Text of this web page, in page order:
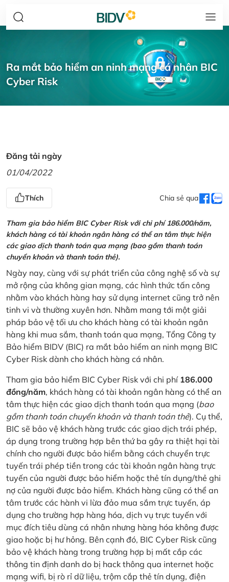
Ra mắt bảo hiểm an ninh mạng cá nhân BIC
Cyber Risk
Đăng tải ngày
01/04/2022
Thích Chia sẻ qua
Tham gia bảo hiểm BIC Cyber Risk với chi phí 186.000/năm,
khách hàng có tài khoản ngân hàng có thể an tâm thực hiện
các giao dịch thanh toán qua mạng (bao gồm thanh toán
chuyển khoản và thanh toán thẻ).
Ngày nay, cùng với sự phát triển của công nghệ số và sự
mở rộng của không gian mạng, các hình thức tấn công
nhằm vào khách hàng hay sử dụng internet cũng trở nên
tinh vi và thường xuyên hơn. Nhằm mang tới một giải
pháp bảo vệ tối ưu cho khách hàng có tài khoản ngân
hàng khi mua sắm, thanh toán qua mạng, Tổng Công ty
Bảo hiểm BIDV (BIC) ra mắt bảo hiểm an ninh mạng BIC
Cyber Risk dành cho khách hàng cá nhân.
Tham gia bảo hiểm BIC Cyber Risk với chi phí 186.000
đồng/năm, khách hàng có tài khoản ngân hàng có thể an
tâm thực hiện các giao dịch thanh toán qua mạng (bao
gồm thanh toán chuyển khoản và thanh toán thẻ). Cụ thể,
BIC sẽ bảo vệ khách hàng trước các giao dịch trái phép,
áp dụng trong trường hợp bên thứ ba gây ra thiệt hại tài
chính cho người được bảo hiểm bằng cách chuyển trực
tuyến trái phép tiền trong các tài khoản ngân hàng trực
tuyến của người được bảo hiểm hoặc thẻ tín dụng/thẻ ghi
nợ của người được bảo hiểm. Khách hàng cũng có thể an
tâm trước các hành vi lừa đảo mua sắm trực tuyến, áp
dụng cho trường hợp hàng hóa, dịch vụ trực tuyến với
mục đích tiêu dùng cá nhân nhưng hàng hóa không được
giao hoặc bị hư hỏng. Bên cạnh đó, BIC Cyber Risk cũng
bảo vệ khách hàng trong trường hợp bị mất cắp các
thông tin định danh do bị hack thông qua internet hoặc
mạng wifi, bị rò rỉ dữ liệu, trộm cắp thẻ tín dụng, điện